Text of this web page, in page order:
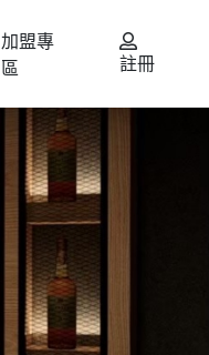
加盟專
區
註冊